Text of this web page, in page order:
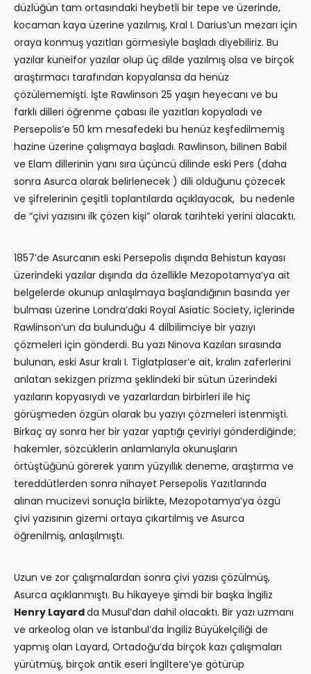
düzlüğün tam ortasındaki heybetli bir tepe ve üzerinde,
kocaman kaya üzerine yazılmış, Kral I. Darius’un mezarı için
oraya konmuş yazıtları görmesiyle başladı diyebiliriz. Bu
yazılar kuneifor yazılar olup üç dilde yazılmış olsa ve birçok
araştırmacı tarafından kopyalansa da henüz
çözülememişti. İşte Rawlinson 25 yaşın heyecanı ve bu
farklı dilleri öğrenme çabası ile yazıtları kopyaladı ve
Persepolis’e 50 km mesafedeki bu henüz keşfedilmemiş
hazine üzerine çalışmaya başladı. Rawlinson, bilinen Babil
ve Elam dillerinin yanı sıra üçüncü dilinde eski Pers (daha
sonra Asurca olarak belirlenecek ) dili olduğunu çözecek
ve şifrelerinin çeşitli toplantılarda açıklayacak, bu nedenle
de “çivi yazısını ilk çözen kişi” olarak tarihteki yerini alacaktı.
1857’de Asurcanın eski Persepolis dışında Behistun kayası
üzerindeki yazılar dışında da özellikle Mezopotamya’ya ait
belgelerde okunup anlaşılmaya başlandığının basında yer
bulması üzerine Londra’daki Royal Asiatic Society, içlerinde
Rawlinson’un da bulunduğu 4 dilbilimciye bir yazıyı
çözmeleri için gönderdi. Bu yazı Ninova Kazıları sırasında
bulunan, eski Asur kralı I. Tiglatplaser’e ait, kralın zaferlerini
anlatan sekizgen prizma şeklindeki bir sütun üzerindeki
yazıların kopyasıydı ve yazarlardan birbirleri ile hiç
görüşmeden özgün olarak bu yazıyı çözmeleri istenmişti.
Birkaç ay sonra her bir yazar yaptığı çeviriyi gönderdiğinde;
hakemler, sözcüklerin anlamlarıyla okunuşların
örtüştüğünü görerek yarım yüzyıllık deneme, araştırma ve
tereddütlerden sonra nihayet Persepolis Yazıtlarında
alınan mucizevi sonuçla birlikte, Mezopotamya’ya özgü
çivi yazısının gizemi ortaya çıkartılmış ve Asurca
öğrenilmiş, anlaşılmıştı.
Uzun ve zor çalışmalardan sonra çivi yazısı çözülmüş,
Asurca açıklanmıştı. Bu hikayeye şimdi bir başka İngiliz
Henry Layardda Musul’dan dahil olacaktı. Bir yazı uzmanı
ve arkeolog olan ve İstanbul’da İngiliz Büyükelçiliği de
yapmış olan Layard, Ortadoğu’da birçok kazı çalışmaları
yürütmüş, birçok antik eseri İngiltere’ye götürüp